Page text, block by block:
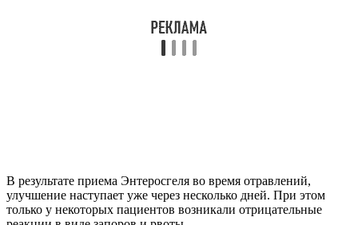
В результате приема Энтеросгеля во время отравлений,
улучшение наступает уже через несколько дней. При этом
только у некоторых пациентов возникали отрицательные